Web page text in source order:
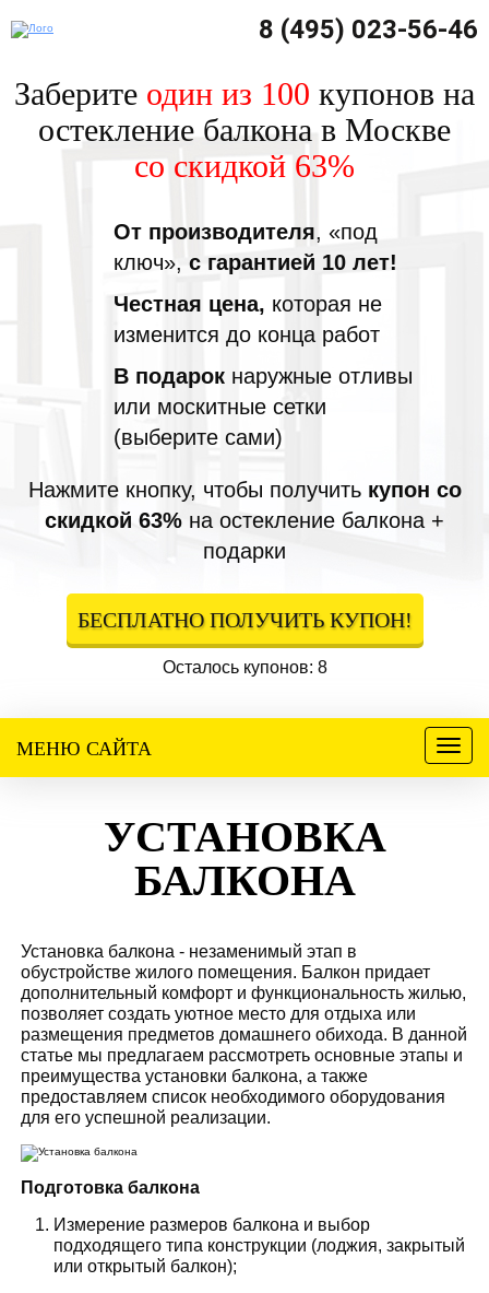
8 (495) 023-56-46
Заберите один из 100 купонов на
остекление балкона в Москве
со скидкой 63%
От производителя, «под
ключ», с гарантией 10 лет!
Честная цена, которая не
изменится до конца работ
В подарок наружные отливы
или москитные сетки
(выберите сами)
Нажмите кнопку, чтобы получить купон со
скидкой 63% на остекление балкона +
подарки
БЕСПЛАТНО ПОЛУЧИТЬ КУПОН!
Осталось купонов: 8
Меню
МЕНЮ САЙТА
УСТАНОВКА
БАЛКОНА
Установка балкона - незаменимый этап в
обустройстве жилого помещения. Балкон придает
дополнительный комфорт и функциональность жилью,
позволяет создать уютное место для отдыха или
размещения предметов домашнего обихода. В данной
статье мы предлагаем рассмотреть основные этапы и
преимущества установки балкона, а также
предоставляем список необходимого оборудования
для его успешной реализации.
Подготовка балкона
Измерение размеров балкона и выбор
подходящего типа конструкции (лоджия, закрытый
или открытый балкон);